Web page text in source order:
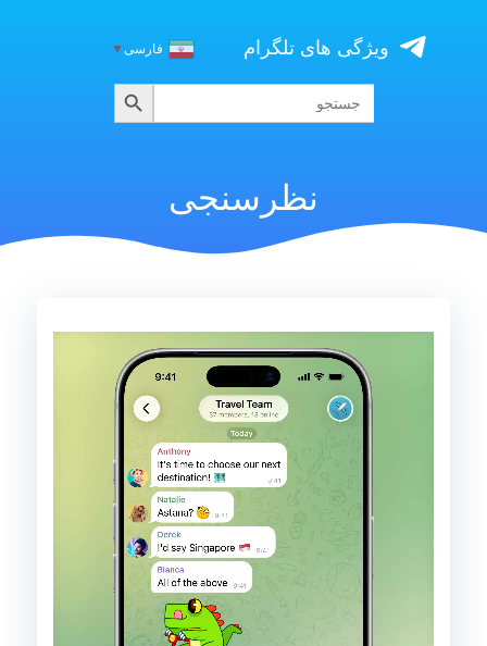
content
ویژگی های تلگرام فارسی▼
جستجو
برای:
جستجو
نظرسنجی